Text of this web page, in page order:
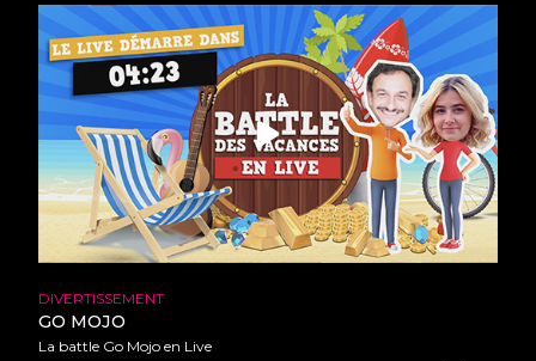
DIVERTISSEMENT
GO MOJO
La battle Go Mojo en Live